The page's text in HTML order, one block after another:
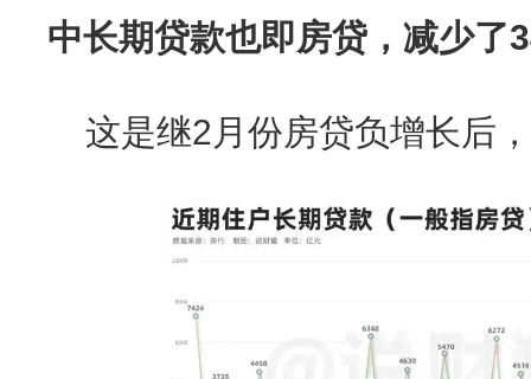
中长期贷款也即房贷，减少了
这是继2月份房贷负增长后